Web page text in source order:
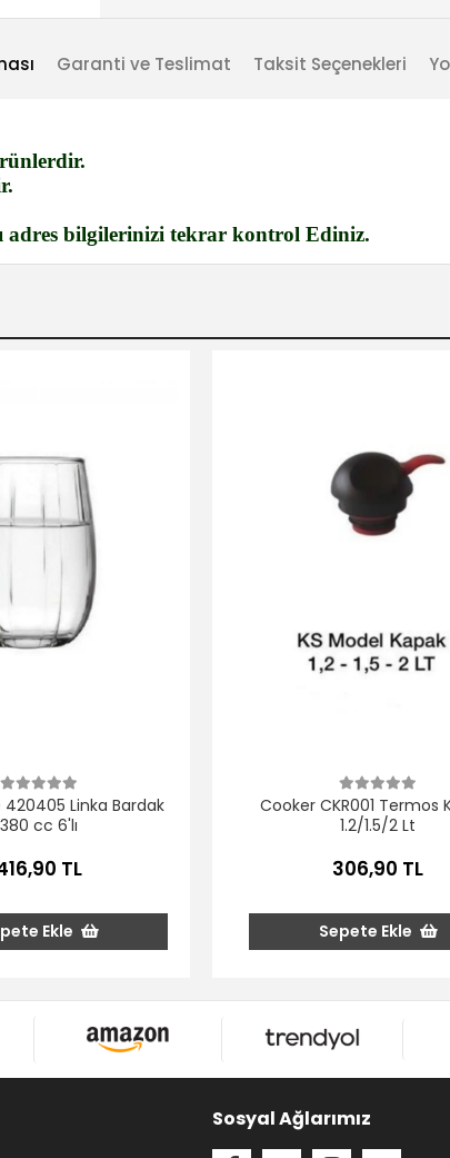
Garanti ve Teslimat Taksit Seçenekleri
adres bilgilerinizi tekrar kontrol Ediniz.
Linka Bardak
380 cc 6'lı
TL
Ekle
Cooker CKR001 Termos
1.2/1.5/2 Lt
306,90 TL
Sepete Ekle
Sosyal Ağlarımız